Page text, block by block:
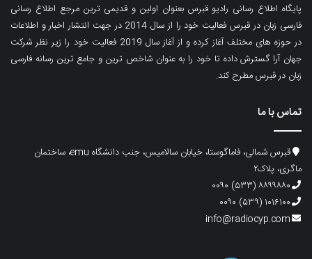
پایگاه اطلاع رسانی رادیو قبرس بعنوان اولین و قدیمی ترین مرجع اطلاع رسانی
فارسی زبان در قبرس فعالیت خود را از سال 2014 در جهت انتشار اخبار و اطلاعات
در حوزه های مختلف آغاز کرده و از آغاز سال 2019 فعالیت خود را زیر نظر شرکت
جهان آرا گسترش داده تا خود را به عنوان شاخص ترین و جامع ترین رسانه فارسی
زبان در قبرس مطرح کند.
تماس با ما
قبرس شمالی، فاماگوستا، خیابان سالامیس، جنب دانشگاه emu، ساختمان
ماگری، پلاک۲
۸۸۹۹۸۸۰ (۵۳۳) ۰۰۹۰
۱۰۱۶۱۰۰ (۵۳۹) ۰۰۹۰
info@radiocyp.com